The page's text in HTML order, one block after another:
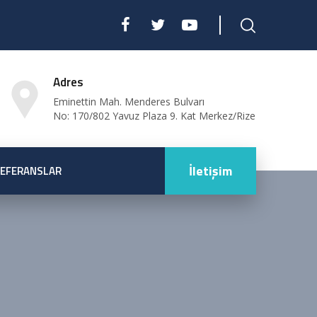
Adres
Eminettin Mah. Menderes Bulvarı
No: 170/802 Yavuz Plaza 9. Kat Merkez/Rize
İletişim